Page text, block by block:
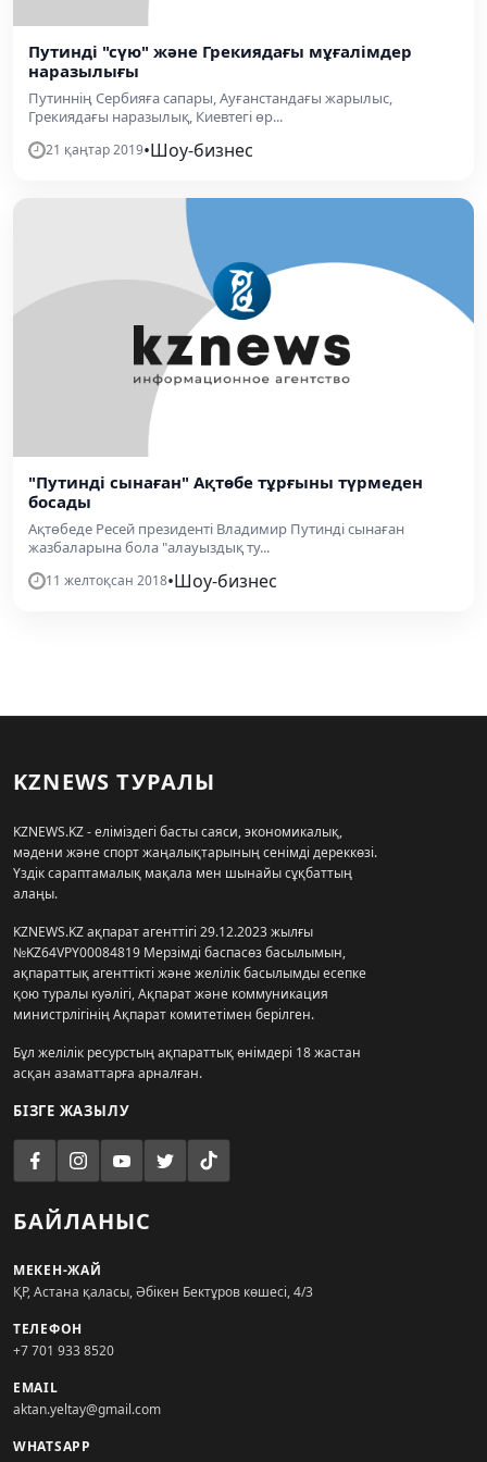
Путинді "сүю" және Грекиядағы мұғалімдер
наразылығы
Путиннің Сербияға сапары, Ауғанстандағы жарылыс,
Грекиядағы наразылық, Киевтегі өр...
21 қаңтар 2019•Шоу-бизнес
"Путинді сынаған" Ақтөбе тұрғыны түрмеден
босады
Ақтөбеде Ресей президенті Владимир Путинді сынаған
жазбаларына бола "алауыздық ту...
11 желтоқсан 2018•Шоу-бизнес
KZNEWS ТУРАЛЫ
KZNEWS.KZ - еліміздегі басты саяси, экономикалық,
мәдени және спорт жаңалықтарының сенімді дереккөзі.
Үздік сараптамалық мақала мен шынайы сұқбаттың
алаңы.
KZNEWS.KZ ақпарат агенттігі 29.12.2023 жылғы
№KZ64VPY00084819 Мерзімді баспасөз басылымын,
ақпараттық агенттікті және желілік басылымды есепке
қою туралы куәлігі, Ақпарат және коммуникация
министрлігінің Ақпарат комитетімен берілген.
Бұл желілік ресурстың ақпараттық өнімдері 18 жастан
асқан азаматтарға арналған.
БІЗГЕ ЖАЗЫЛУ
БАЙЛАНЫС
МЕКЕН-ЖАЙ
ҚР, Астана қаласы, Әбікен Бектұров көшесі, 4/3
ТЕЛЕФОН
+7 701 933 8520
EMAIL
aktan.yeltay@gmail.com
WHATSAPP